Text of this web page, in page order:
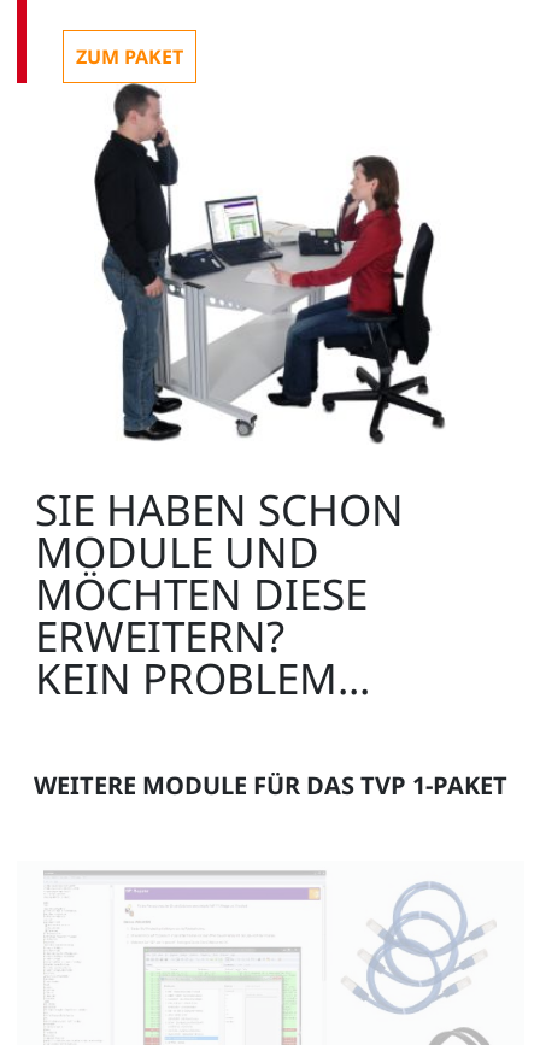
ZUM PAKET
SIE HABEN SCHON
MODULE UND
MÖCHTEN DIESE
ERWEITERN?
KEIN PROBLEM...
WEITERE MODULE FÜR DAS TVP 1-PAKET